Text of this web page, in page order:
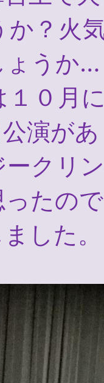
？火
ょうか…
０月
演が
クリ
たの
した。